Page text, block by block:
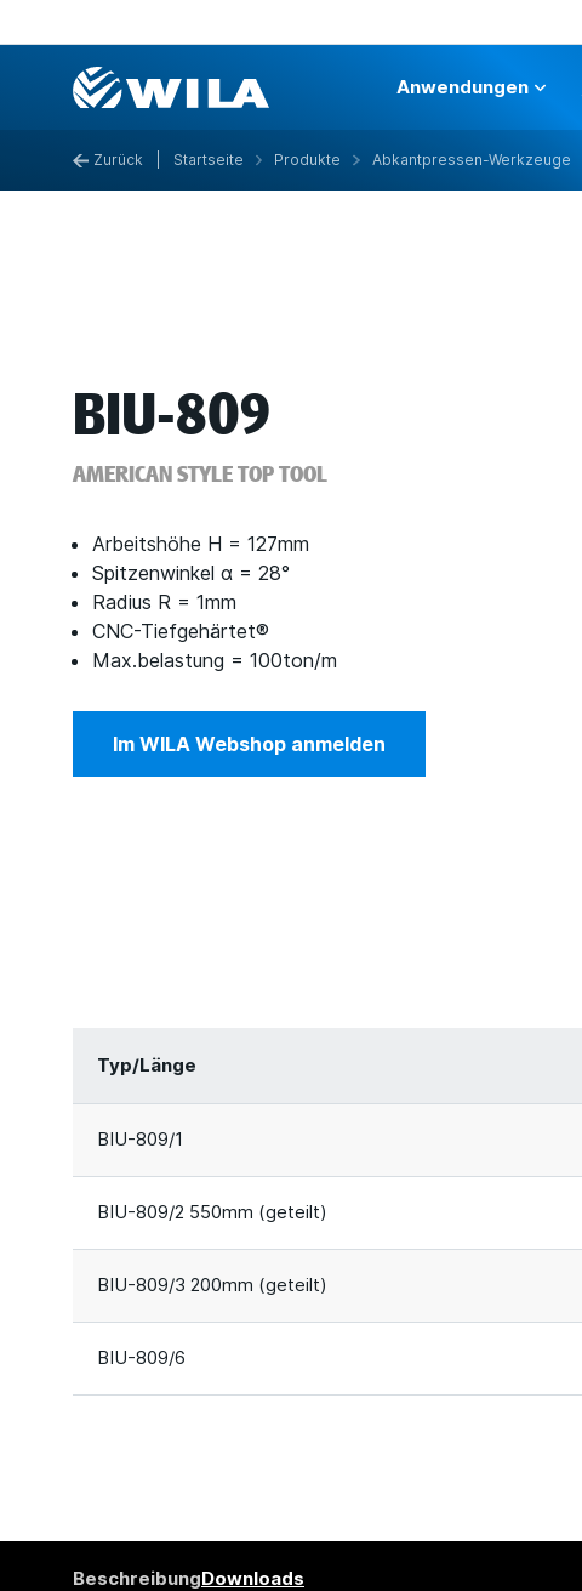
Anwendungen
Zurück Startseite Produkte Abkantpressen-Werkzeuge
BIU-809
AMERICAN STYLE TOP TOOL
Arbeitshöhe H = 127mm
Spitzenwinkel α = 28°
Radius R = 1mm
CNC-Tiefgehärtet®
Max.belastung = 100ton/m
Im WILA Webshop anmelden
Typ/Länge
BIU-809/1
BIU-809/2 550mm (geteilt)
BIU-809/3 200mm (geteilt)
BIU-809/6
BeschreibungDownloads